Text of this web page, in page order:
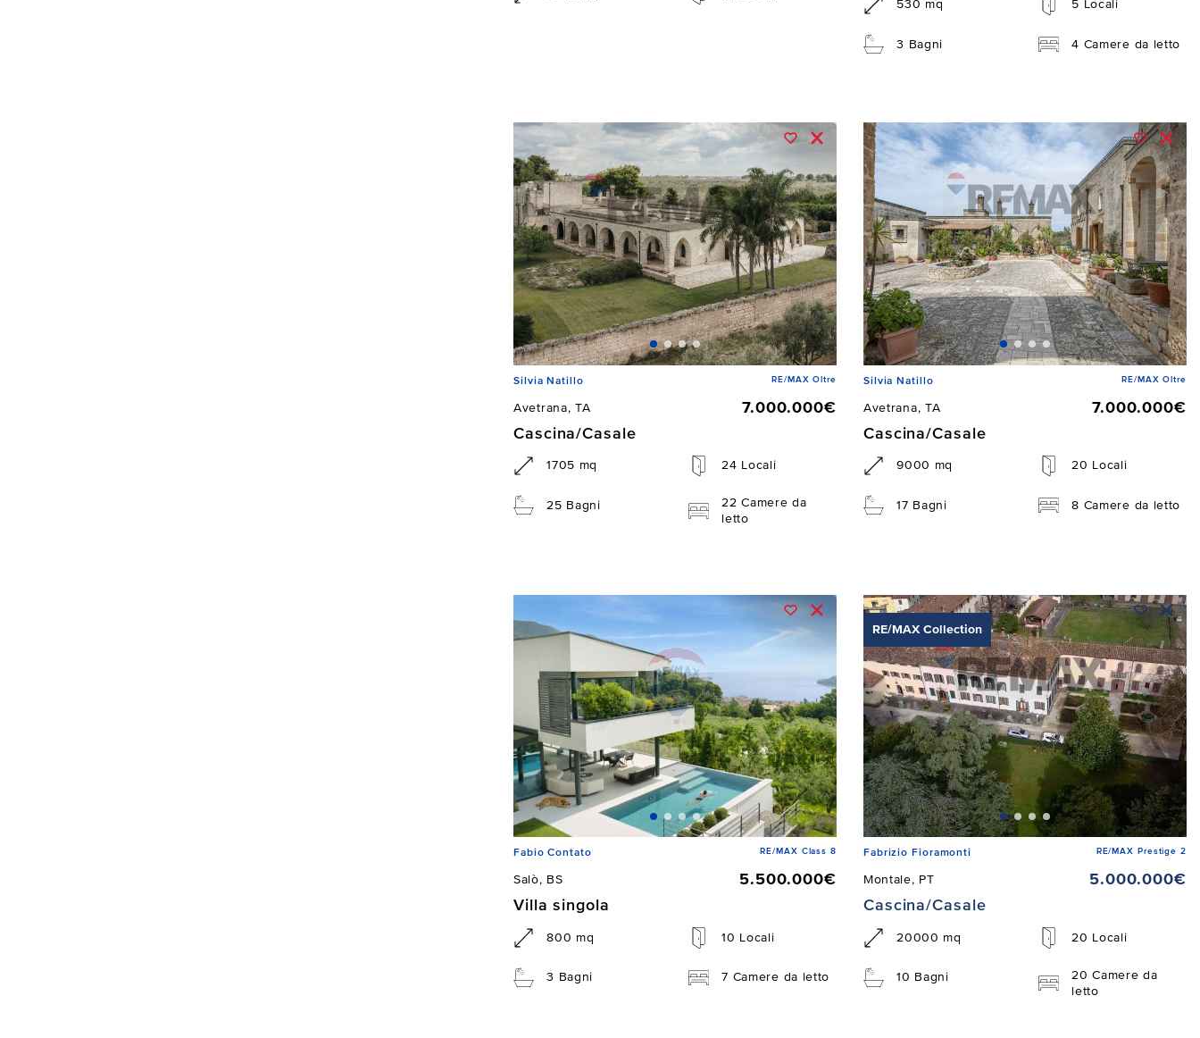
530 mq 5 Locali
3 Bagni 4 Camere da letto
Silvia Natillo RE/MAX Oltre
Avetrana, TA
7.000.000€
Cascina/Casale
1705 mq 24 Locali
25 Bagni
22 Camere da
letto
Silvia Natillo RE/MAX Oltre
Avetrana, TA
7.000.000€
Cascina/Casale
9000 mq 20 Locali
17 Bagni 8 Camere da letto
Fabio Contato RE/MAX Class 8
Salò, BS
5.500.000€
Villa singola
800 mq 10 Locali
3 Bagni 7 Camere da letto
RE/MAX Collection
Fabrizio Fioramonti RE/MAX Prestige 2
Montale, PT
5.000.000€
Cascina/Casale
20000 mq 20 Locali
10 Bagni
20 Camere da
letto